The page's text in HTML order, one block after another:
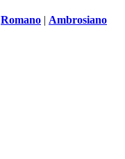
Romano | Ambrosiano